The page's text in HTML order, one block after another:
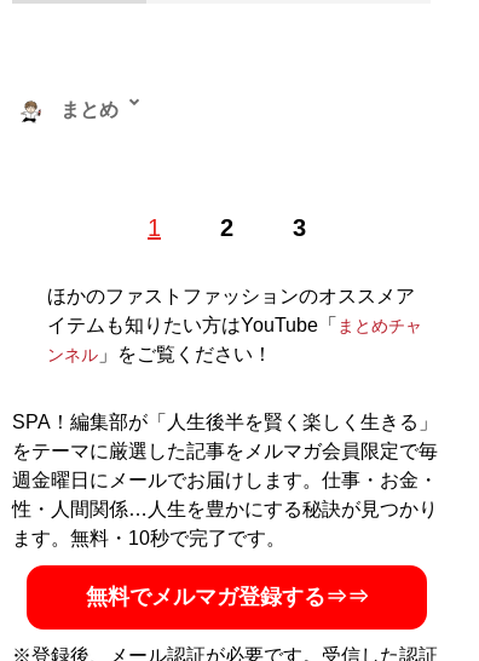
1 2 3
まとめ
ップ、古着、ウェブメディアなどアパレルに関する多彩
でオシャレ初心者にもわかりやすいファッション情報を
配信中！
ほかのファストファッションのオススメア
イテムも知りたい方はYouTube「 まとめチャ
ンネル」をご覧ください！
SPA！編集部が「人生後半を賢く楽しく生きる」
をテーマに厳選した記事をメルマガ会員限定で毎
週金曜日にメールでお届けします。仕事・お金・
性・人間関係…人生を豊かにする秘訣が見つかり
ます。無料・10秒で完了です。
無料でメルマガ登録する⇒⇒
※登録後、メール認証が必要です。受信した認証